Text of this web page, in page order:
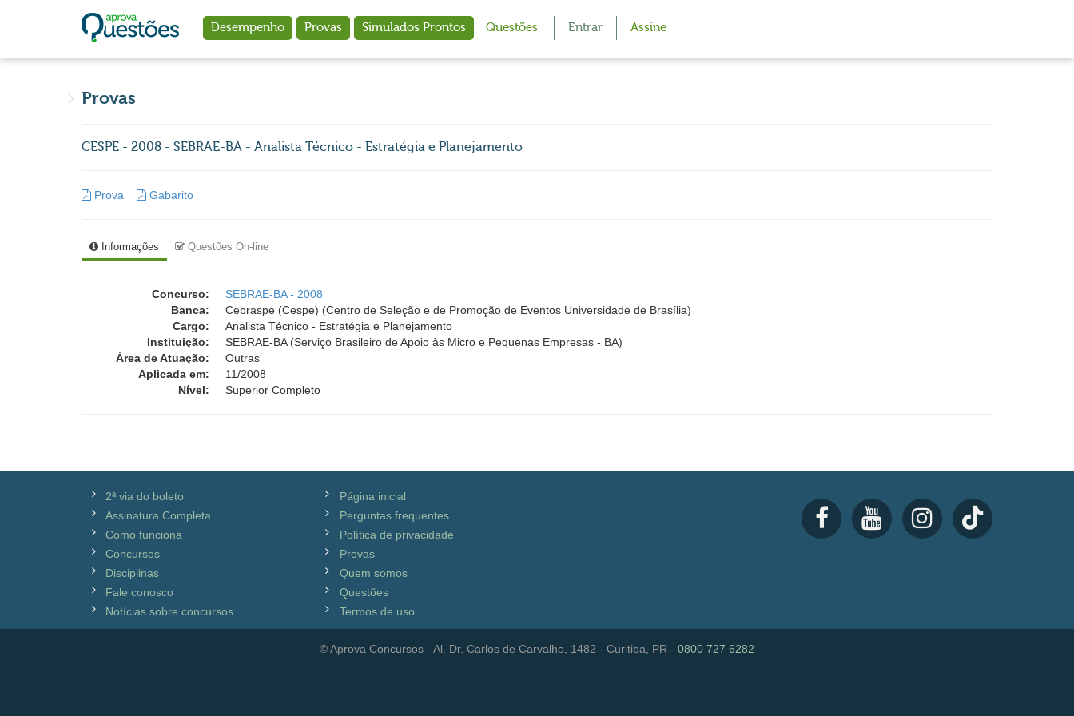
Desempenho Provas Simulados Prontos Questões Entrar Assine
Provas
CESPE - 2008 - SEBRAE-BA - Analista Técnico - Estratégia e Planejamento
Prova Gabarito
Informações Questões On-line
Concurso:
SEBRAE-BA - 2008
Banca:
Cebraspe (Cespe) (Centro de Seleção e de Promoção de Eventos Universidade de Brasília)
Cargo:
Analista Técnico - Estratégia e Planejamento
Instituição:
SEBRAE-BA (Serviço Brasileiro de Apoio às Micro e Pequenas Empresas - BA)
Área de Atuação:
Outras
Aplicada em:
11/2008
Nível:
Superior Completo
2ª via do boleto
Assinatura Completa
Como funciona
Concursos
Disciplinas
Fale conosco
Notícias sobre concursos
Página inicial
Perguntas frequentes
Política de privacidade
Provas
Quem somos
Questões
Termos de uso
© Aprova Concursos - Al. Dr. Carlos de Carvalho, 1482 - Curitiba, PR - 0800 727 6282